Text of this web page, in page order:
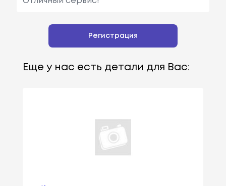
Регистрация
Еще у нас есть детали для Вас: